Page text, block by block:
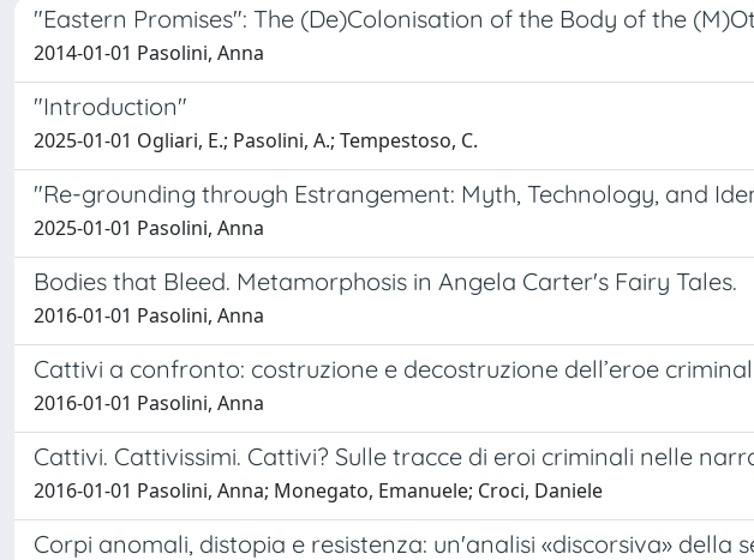
"Eastern Promises": The (De)Colonisation of the Body of the
2014-01-01 Pasolini, Anna
"Introduction"
2025-01-01 Ogliari, E.; Pasolini, A.; Tempestoso, C.
"Re-grounding through Estrangement: Myth, Technology, and
2025-01-01 Pasolini, Anna
Bodies that Bleed. Metamorphosis in Angela Carter's Fairy Tales.
2016-01-01 Pasolini, Anna
Cattivi a confronto: costruzione e decostruzione dell’eroe
2016-01-01 Pasolini, Anna
Cattivi. Cattivissimi. Cattivi? Sulle tracce di eroi criminali nelle
2016-01-01 Pasolini, Anna; Monegato, Emanuele; Croci, Daniele
Corpi anomali, distopia e resistenza: un'analisi «discorsiva» della